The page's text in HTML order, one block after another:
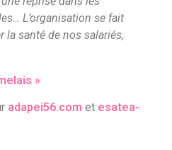
L’organisation se fait
la santé de nos salariés,
»
adapei56.com et esatea-